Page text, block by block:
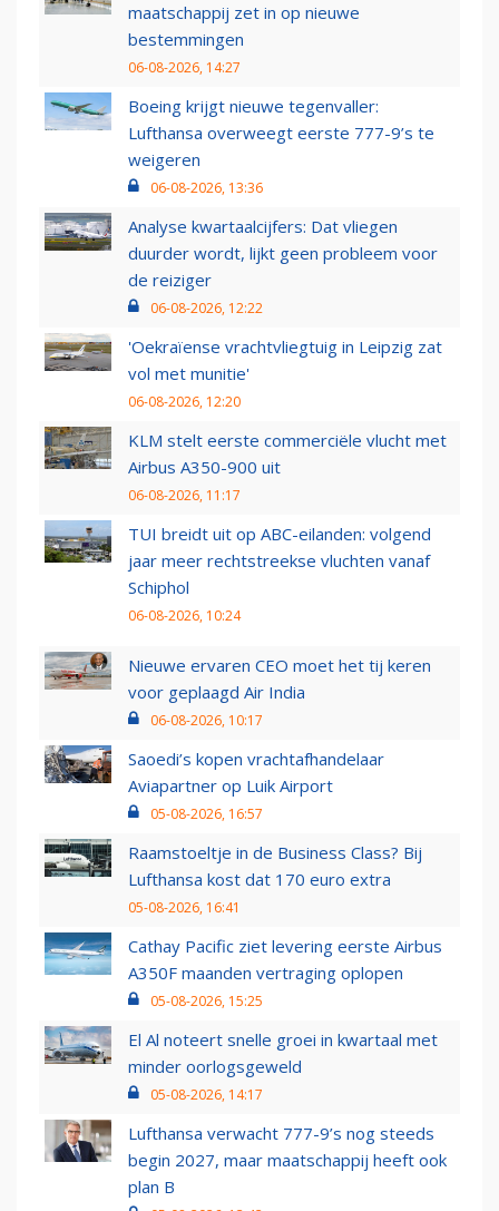
maatschappij zet in op nieuwe
bestemmingen
06-08-2026, 14:27
Boeing krijgt nieuwe tegenvaller:
Lufthansa overweegt eerste 777-9’s te
weigeren
06-08-2026, 13:36
Analyse kwartaalcijfers: Dat vliegen
duurder wordt, lijkt geen probleem voor
de reiziger
06-08-2026, 12:22
'Oekraïense vrachtvliegtuig in Leipzig zat
vol met munitie'
06-08-2026, 12:20
KLM stelt eerste commerciële vlucht met
Airbus A350-900 uit
06-08-2026, 11:17
TUI breidt uit op ABC-eilanden: volgend
jaar meer rechtstreekse vluchten vanaf
Schiphol
06-08-2026, 10:24
Nieuwe ervaren CEO moet het tij keren
voor geplaagd Air India
06-08-2026, 10:17
Saoedi’s kopen vrachtafhandelaar
Aviapartner op Luik Airport
05-08-2026, 16:57
Raamstoeltje in de Business Class? Bij
Lufthansa kost dat 170 euro extra
05-08-2026, 16:41
Cathay Pacific ziet levering eerste Airbus
A350F maanden vertraging oplopen
05-08-2026, 15:25
El Al noteert snelle groei in kwartaal met
minder oorlogsgeweld
05-08-2026, 14:17
Lufthansa verwacht 777-9’s nog steeds
begin 2027, maar maatschappij heeft ook
plan B